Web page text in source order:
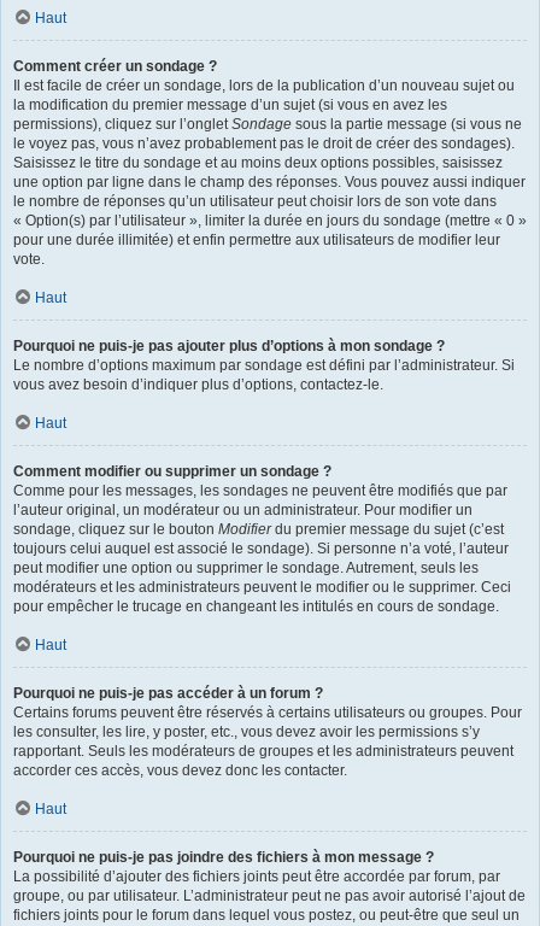
Haut
Comment créer un sondage ?
Il est facile de créer un sondage, lors de la publication d’un nouveau sujet ou
la modification du premier message d’un sujet (si vous en avez les
permissions), cliquez sur l’ongletSondage sous la partie message (si vous ne
le voyez pas, vous n’avez probablement pas le droit de créer des sondages).
Saisissez le titre du sondage et au moins deux options possibles, saisissez
une option par ligne dans le champ des réponses. Vous pouvez aussi indiquer
le nombre de réponses qu’un utilisateur peut choisir lors de son vote dans
« Option(s) par l’utilisateur », limiter la durée en jours du sondage (mettre « 0 »
pour une durée illimitée) et enfin permettre aux utilisateurs de modifier leur
vote.
Haut
Pourquoi ne puis-je pas ajouter plus d’options à mon sondage ?
Le nombre d’options maximum par sondage est défini par l’administrateur. Si
vous avez besoin d’indiquer plus d’options, contactez-le.
Haut
Comment modifier ou supprimer un sondage ?
Comme pour les messages, les sondages ne peuvent être modifiés que par
l’auteur original, un modérateur ou un administrateur. Pour modifier un
sondage, cliquez sur le bouton Modifierdu premier message du sujet (c’est
toujours celui auquel est associé le sondage). Si personne n’a voté, l’auteur
peut modifier une option ou supprimer le sondage. Autrement, seuls les
modérateurs et les administrateurs peuvent le modifier ou le supprimer. Ceci
pour empêcher le trucage en changeant les intitulés en cours de sondage.
Haut
Pourquoi ne puis-je pas accéder à un forum ?
Certains forums peuvent être réservés à certains utilisateurs ou groupes. Pour
les consulter, les lire, y poster, etc., vous devez avoir les permissions s’y
rapportant. Seuls les modérateurs de groupes et les administrateurs peuvent
accorder ces accès, vous devez donc les contacter.
Haut
Pourquoi ne puis-je pas joindre des fichiers à mon message ?
La possibilité d’ajouter des fichiers joints peut être accordée par forum, par
groupe, ou par utilisateur. L’administrateur peut ne pas avoir autorisé l’ajout de
fichiers joints pour le forum dans lequel vous postez, ou peut-être que seul un